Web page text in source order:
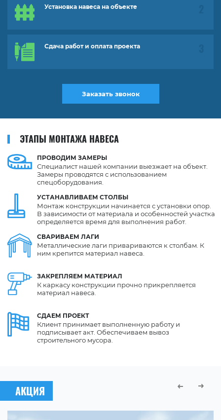
Установка навеса на объекте
Сдача работ и оплата проекта
Заказать звонок
ЭТАПЫ МОНТАЖА НАВЕСА
ПРОВОДИМ ЗАМЕРЫ
УСТАНАВЛИВАЕМ СТОЛБЫ
СВАРИВАЕМ ЛАГИ
ЗАКРЕПЛЯЕМ МАТЕРИАЛ
СДАЕМ ПРОЕКТ
Специалист нашей компании выезжает на объект.
Замеры проводятся с использованием
спецоборудования.
Монтаж конструкции начинается с установки опор.
В зависимости от материала и особенностей участка
определяется время для выполнения работ.
Металлические лаги привариваются к столбам. К
ним крепится материал навеса.
К каркасу конструкции прочно прикрепляется
материал навеса.
Клиент принимает выполненную работу и
подписывает акт. Обеспечиваем вывоз
строительного мусора.
АКЦИЯ